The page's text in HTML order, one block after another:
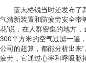
蓝天格锐当时还发布了
气清新装置和防疲劳安全带
花’说，在人群密集的地方
300平方米的空气过滤一遍
公司的超算，都能分析出来
疲劳，它通过心率和呼吸脉